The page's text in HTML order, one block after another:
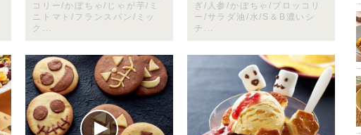
コリー/かぼちゃ/じゃが芋/ミ
ニトマト/フランスパン/ミッ
ク...
ぎ/人参/かぼちゃ/ブロッコリ
ー/サラダ油/水/S＆B濃いシ
チ...